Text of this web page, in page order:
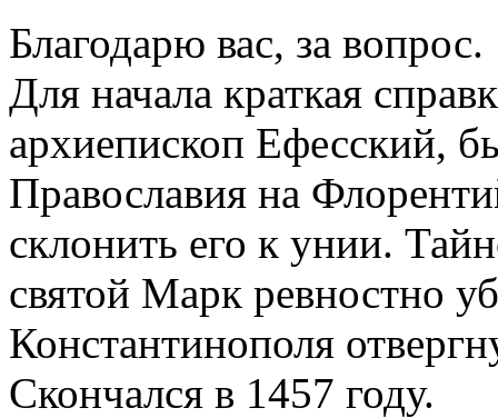
Благодарю вас, за вопрос.
Для начала краткая
архиепископ Ефесский,
Православия на
склонить его к унии.
святой Марк ревностно
Константинополя
Скончался в 1457 году.